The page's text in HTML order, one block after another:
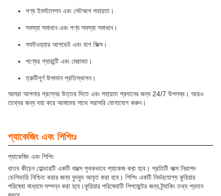
পণ্য ইনস্টলেশন এবং সেটআপ সহায়তা।
সমস্যা সমাধান এবং পণ্য সমস্যা সমাধান।
সফটওয়্যার আপডেট এবং বাগ ফিক্স।
পণ্যের গ্যারান্টি এবং মেরামত।
ত্রুটিপূর্ণ উপাদান প্রতিস্থাপন।
আমরা আপনার প্রশ্নের উত্তর দিতে এবং সহায়তা প্রদানের জন্য 24/7 উপলব্ধ। আরও
তথ্যের জন্য দয়া করে আমাদের সাথে সরাসরি যোগাযোগ করুন।
প্যাকেজিং এবং শিপিংঃ
প্যাকেজিং এবং শিপিং
ধাতব কীচেন হোল্ডারটি একটি বাক্সে পৃথকভাবে প্যাকেজ করা হবে। প্রতিটি বাক্স নিরাপদ
ডেলিভারি নিশ্চিত করার জন্য বুদবুদ আবৃত করা হবে। শিপিং একটি নির্ভরযোগ্য কুরিয়ার
পরিষেবা মাধ্যমে সম্পন্ন করা হবে।কুরিয়ার পরিষেবাটি শিপমেন্টের জন্য ট্র্যাকিং তথ্য প্রদান